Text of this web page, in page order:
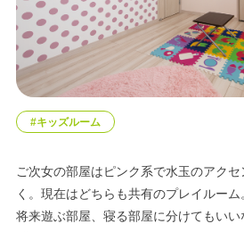
#キッズルーム
ご次女の部屋はピンク系で水玉のアク
く。現在はどちらも共有のプレイルーム
将来遊ぶ部屋、寝る部屋に分けてもい